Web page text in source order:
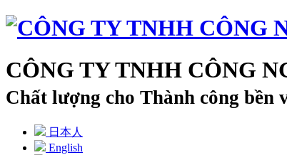
CÔNG TY TNHH CÔNG
Chất lượng cho Thành công bền
日本人
English